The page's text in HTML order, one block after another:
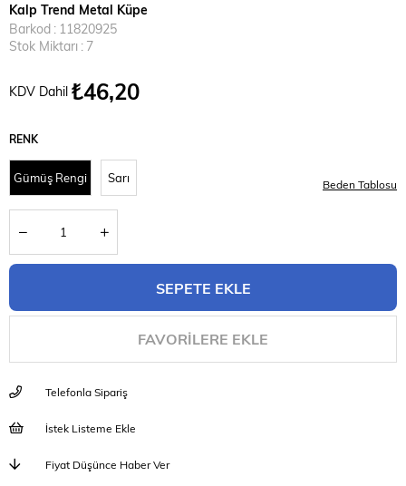
Kalp Trend Metal Küpe
Barkod : 11820925
Stok Miktarı : 7
KDV Dahil ₺46,20
RENK
Gümüş Rengi Sarı Beden Tablosu
FAVORILERE EKLE
Telefonla Sipariş
İstek Listeme Ekle
Fiyat Düşünce Haber Ver